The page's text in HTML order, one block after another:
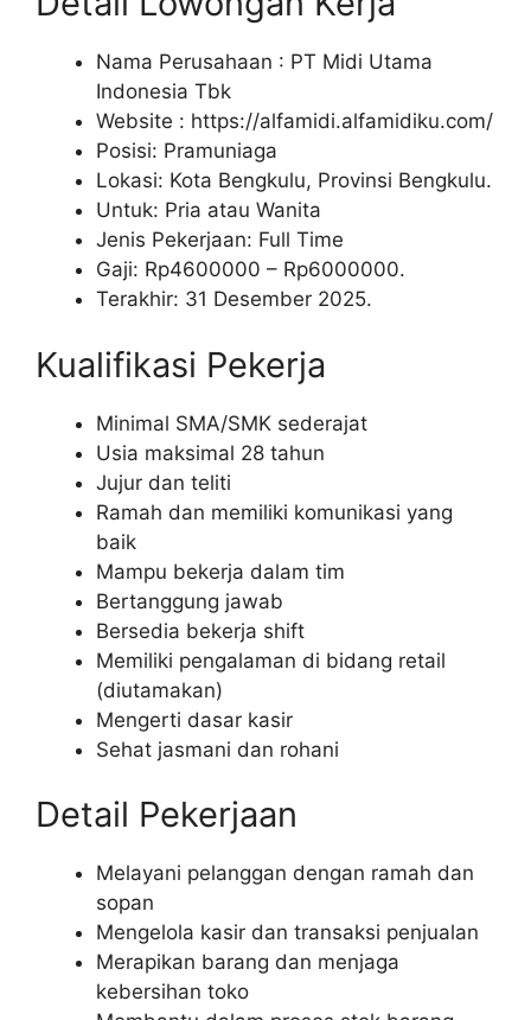
Nama Perusahaan : PT Midi Utama
Indonesia Tbk
Website : https://alfamidi.alfamidiku.com/
Posisi: Pramuniaga
Lokasi: Kota Bengkulu, Provinsi Bengkulu.
Untuk: Pria atau Wanita
Jenis Pekerjaan: Full Time
Gaji: Rp4600000 – Rp6000000.
Terakhir: 31 Desember 2025.
Kualifikasi Pekerja
Minimal SMA/SMK sederajat
Usia maksimal 28 tahun
Jujur dan teliti
Ramah dan memiliki komunikasi yang
baik
Mampu bekerja dalam tim
Bertanggung jawab
Bersedia bekerja shift
Memiliki pengalaman di bidang retail
(diutamakan)
Mengerti dasar kasir
Sehat jasmani dan rohani
Detail Pekerjaan
Melayani pelanggan dengan ramah dan
sopan
Mengelola kasir dan transaksi penjualan
Merapikan barang dan menjaga
kebersihan toko